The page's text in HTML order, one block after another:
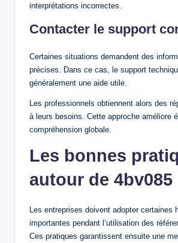
interprétations incorrectes.
Contacter le support
Certaines situations demandent des
précises. Dans ce cas, le support
généralement une aide utile.
Les professionnels obtiennent alors des
à leurs besoins. Cette approche améliore
compréhension globale.
Les bonnes
autour de 4bv085
Les entreprises doivent adopter certaines
importantes pendant l’utilisation des
Ces pratiques garantissent ensuite une